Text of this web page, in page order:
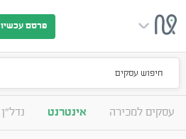
פרסם עכשיו
חיפוש עסקים
עסקים למכירה אינטרנט